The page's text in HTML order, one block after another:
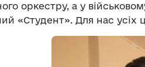
оркестру, а у
«Студент». Для нас усіх